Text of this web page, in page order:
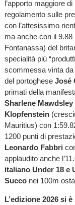
l’apporto maggiore
regolamento sulle
con l’attesissimo
ma anche con il
Fontanassa) del
specialità più
scommessa vinta da
del portoghese José
primati della
Sharlene Mawdsley
Klopfenstein
Mauritius) con
1200 punti di
Leonardo Fabbri
applaudito anche
italiano Under 18 e
Succonei 100m
L’edizione 2026 si